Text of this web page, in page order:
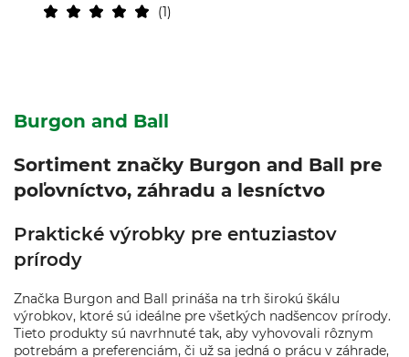
1
Burgon and Ball
Sortiment značky Burgon and Ball pre
poľovníctvo, záhradu a lesníctvo
Praktické výrobky pre entuziastov
prírody
Značka Burgon and Ball prináša na trh širokú škálu
výrobkov, ktoré sú ideálne pre všetkých nadšencov prírody.
Tieto produkty sú navrhnuté tak, aby vyhovovali rôznym
potrebám a preferenciám, či už sa jedná o prácu v záhrade,